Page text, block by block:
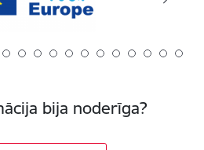
bija noderīga?